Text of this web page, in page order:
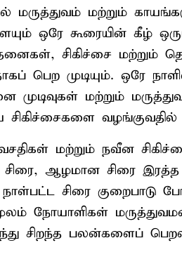
மருத்துவம் மற்றும்
ஒரே கூரையின் கீழ்
சிகிச்சை மற்றும்
பெற முடியும். ஒரே
முடிவுகள் மற்றும்
வழங்குவதில்
மற்றும் நவீன
ஆழமான சிரை
சிரை குறைபாடு
நோயாளிகள்
சிறந்த பலன்களைப்